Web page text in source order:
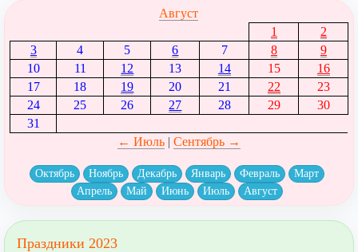
Август
1
2
3
4 5 6 7 8
9
10
11 12 13 14 15
16
17
18 19 20 21 22
23
24
25 26 27 28 29
30
31
← Июль| Сентябрь →
Октябрь Ноябрь Декабрь Январь Февраль
Март
Апрель
Май Июнь Июль Август
Праздники 2023